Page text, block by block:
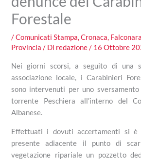
Forestale
/Comunicati Stampa,Cronaca,
Provincia / Di redazione/ 16 Ottobre
Nei giorni scorsi, a seguito di una
associazione locale, i Carabinieri
sono intervenuti per uno
torrente Peschiera all’interno del
Albanese.
Effettuati i dovuti accertamenti si è
presente adiacente il punto di
vegetazione ripariale un pozzetto